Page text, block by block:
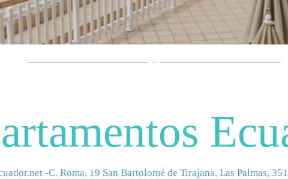
-C. Roma, 19 San Bartolomé de Tirajana, Las Palmas,